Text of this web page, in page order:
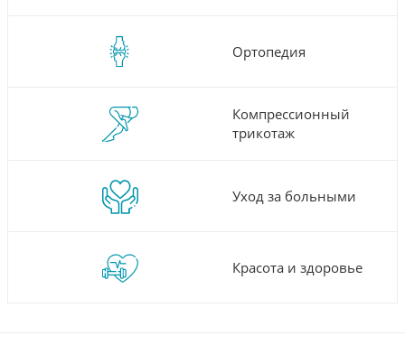
Ортопедия
Компрессионный
трикотаж
Уход за больными
Красота и здоровье